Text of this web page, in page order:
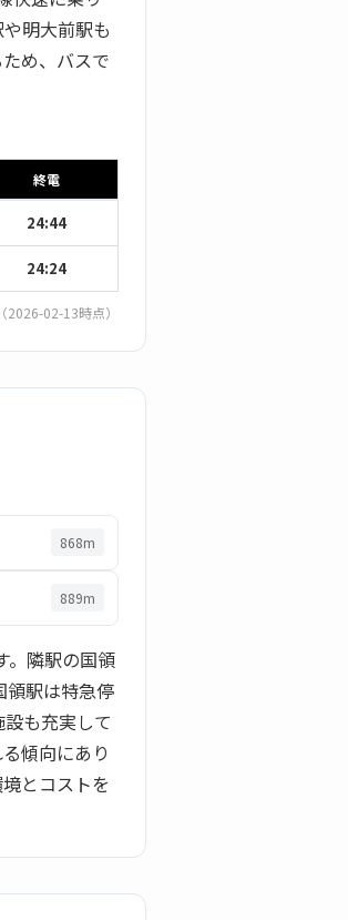
明大前駅も
め、バスで
終電
24:44
24:24
2026-02-13時点）
868m
889m
。隣駅の国領
領駅は特急停
も充実して
傾向にあり
とコストを